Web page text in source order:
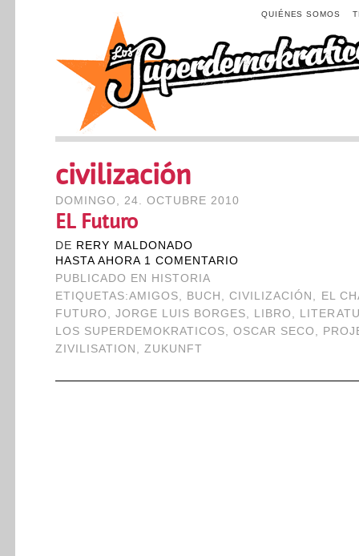
QUIÉNES SOMOS
civilización
DOMINGO, 24. OCTUBRE 2010
EL Futuro
DE RERY MALDONADO
HASTA AHORA 1 COMENTARIO
PUBLICADO EN
HISTORIA
ETIQUETAS:AMIGOS, BUCH ,CIVILIZACIÓN ,
EL
FUTURO , JORGE LUIS BORGES, LIBRO ,
LOS SUPERDEMOKRATICOS,OSCAR SECO ,
ZIVILISATION , ZUKUNFT